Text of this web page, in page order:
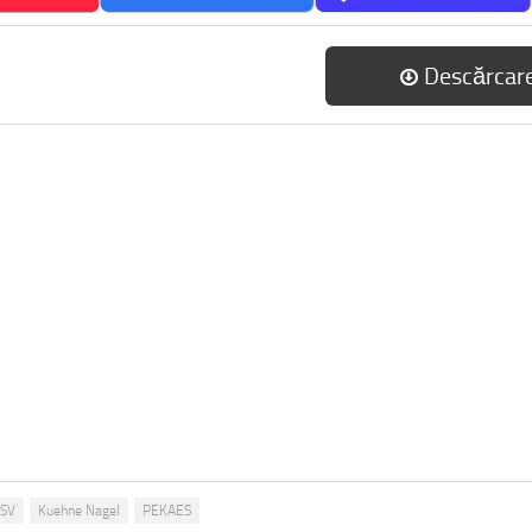
Kuehne Nagel PEKAES